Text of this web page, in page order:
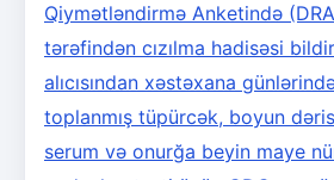
Qiymətləndirmə Anketində
tərəfindən cızılma hadisəsi
alıcısından xəstəxana
toplanmış tüpürcək, boyun
serum və onurğa beyin maye